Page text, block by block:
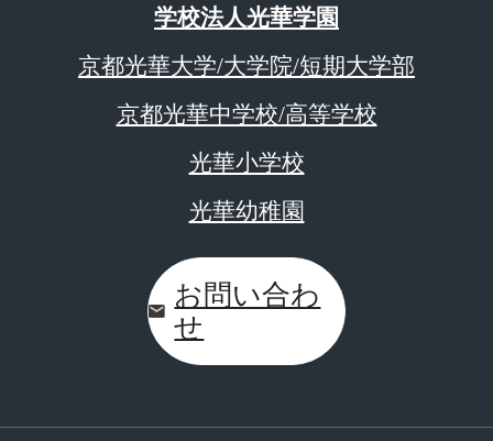
学校法人光華学園
京都光華大学/大学院/短期大学部
京都光華中学校/高等学校
光華小学校
光華幼稚園
お問い合わ
せ